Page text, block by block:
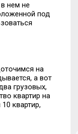
нем не
под
на
а вот
грузовых,
квартир на
квартир,